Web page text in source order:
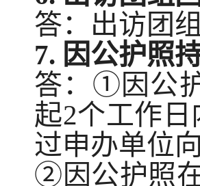
答：出访团
7. 因公护照
答： ①因公
起2个工作
过申办单位
②因公护照